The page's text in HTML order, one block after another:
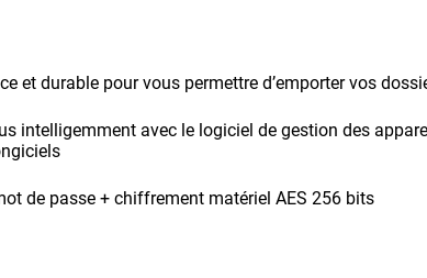
et durable pour vous permettre d’emporter vos
intelligemment avec le logiciel de gestion des
de passe + chiffrement matériel AES 256 bits